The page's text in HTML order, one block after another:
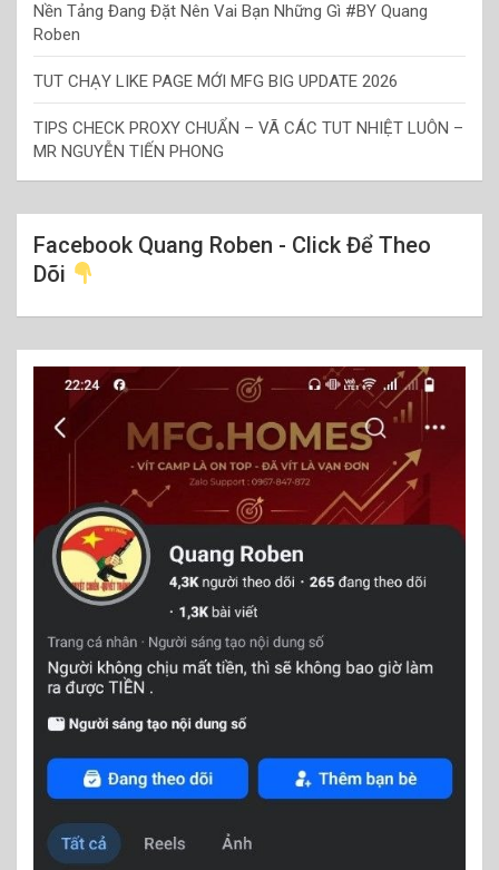
Nền Tảng Đang Đặt Nên Vai Bạn Những Gì #BY Quang
Roben
TUT CHẠY LIKE PAGE MỚI MFG BIG UPDATE 2026
TIPS CHECK PROXY CHUẨN – VÃ CÁC TUT NHIỆT LUÔN –
MR NGUYỄN TIẾN PHONG
Facebook Quang Roben - Click Để Theo
Dõi